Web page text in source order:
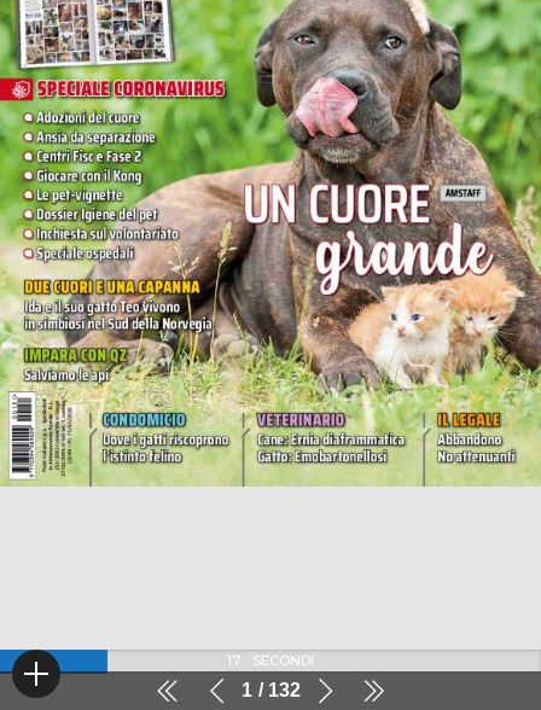
1 132
16 SECONDI